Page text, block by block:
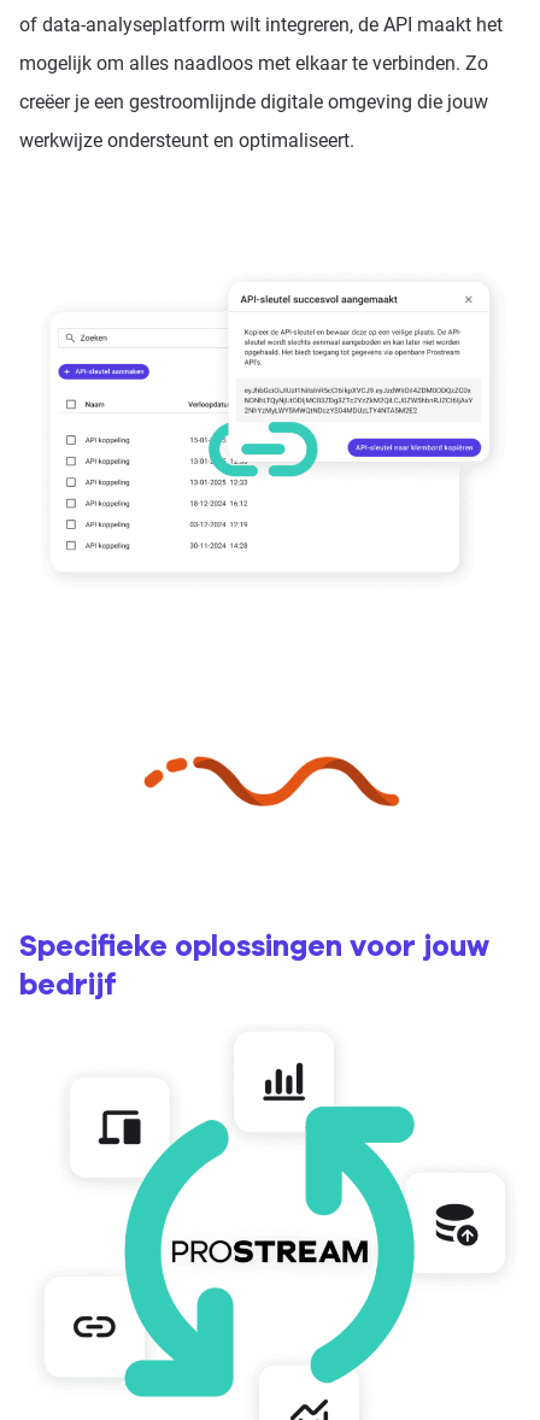
of data-analyseplatform wilt integreren, de API maakt het
mogelijk om alles naadloos met elkaar te verbinden. Zo
creëer je een gestroomlijnde digitale omgeving die jouw
werkwijze ondersteunt en optimaliseert.
Specifieke oplossingen voor jouw
bedrijf